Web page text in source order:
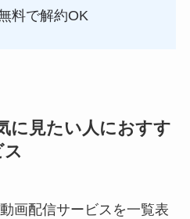
料で解約OK
に見たい人におすす
画配信サービスを一覧表